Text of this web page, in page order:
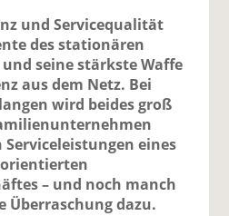
und Servicequalität
des stationären
seine stärkste Waffe
aus dem Netz. Bei
wird beides groß
eines
– und noch manch
Überraschung dazu.